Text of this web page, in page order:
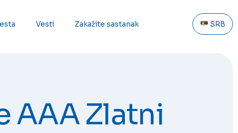
Vesti Zakažite sastanak SRB
AAA Zlatni